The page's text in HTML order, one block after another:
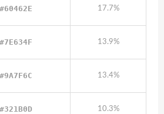
#60462E 17.7%
#7E634F 13.9%
#9A7F6C 13.4%
#321B0D 10.3%